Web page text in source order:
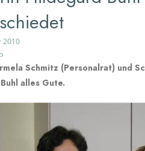
2010
Schmitz (Personalrat) und
alles Gute.